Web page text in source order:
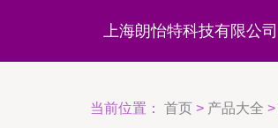
上海朗怡特科技有限公司
当前位置： 首页 > 产品大全 >